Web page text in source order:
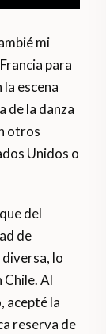
mi
para
escena
de la danza
otros
Unidos o
del
de
lo
Chile. Al
acepté la
reserva de